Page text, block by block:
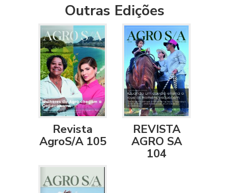
Outras Edições
Revista
AgroS/A 105
REVISTA
AGRO SA
104